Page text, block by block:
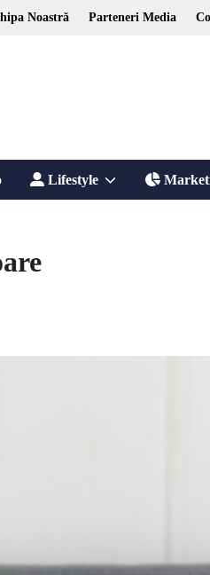
Noastră Parteneri Media
Lifestyle Show